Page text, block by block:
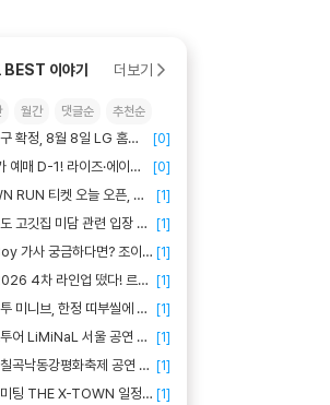
BEST 이야기 더보기
월간 댓글순 추천순
확정, 8월 8일 LG 홈경
대까지 선다고?
[0]
예매 D-1! 라이즈·에이티
[0]
RUN 티켓 오늘 오픈, 샤
[1]
고깃집 미담 관련 입장 해
[1]
가사 궁금하다면? 조이
[1]
4차 라인업 떴다! 르세 [1]
미니브, 한정 띠부씰에 다
[1]
어 LiMiNaL 서울 공연 확
[1]
곡낙동강평화축제 공연 정 [1]
미팅 THE X-TOWN 일정
[1]